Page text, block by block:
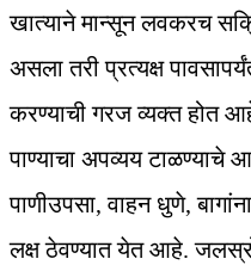
खात्याने मान्सून लवकरच
असला तरी प्रत्यक्ष
करण्याची गरज व्यक्त होत
पाण्याचा अपव्यय
पाणीउपसा, वाहन धुणे,
लक्ष ठेवण्यात येत आहे.